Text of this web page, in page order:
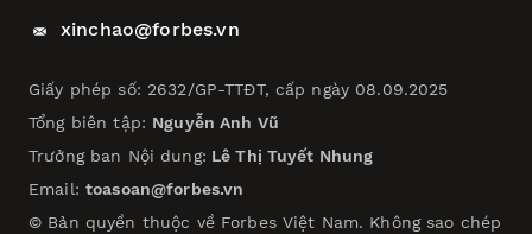
xinchao@forbes.vn
Giấy phép số: 2632/GP-TTĐT, cấp ngày 08.09.2025
Tổng biên tập: Nguyễn Anh Vũ
Trưởng ban Nội dung: Lê Thị Tuyết Nhung
Email: toasoan@forbes.vn
© Bản quyền thuộc về Forbes Việt Nam. Không sao chép